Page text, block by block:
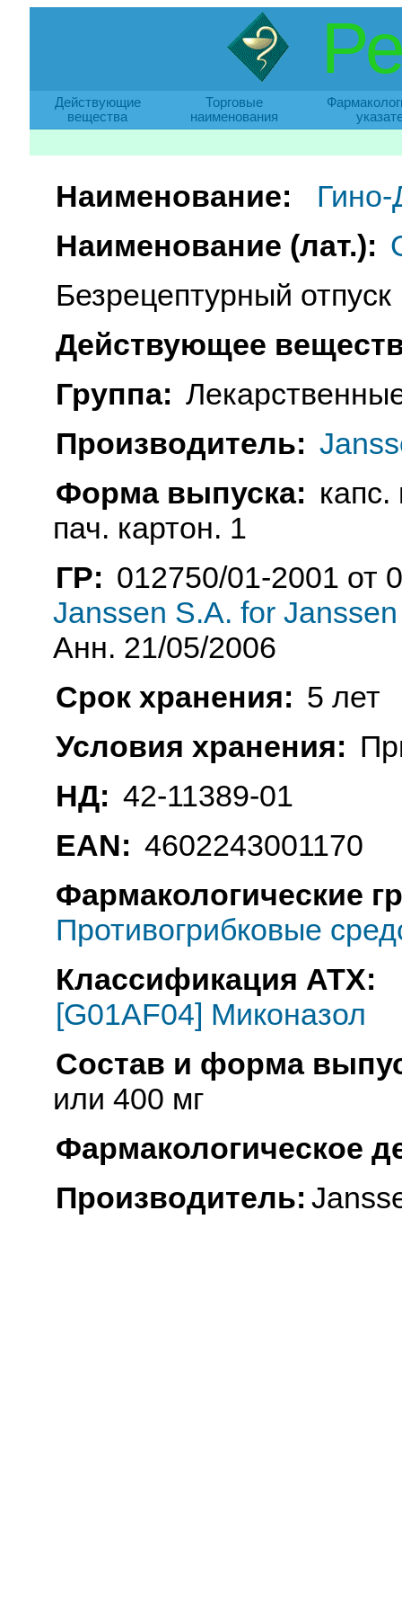
Действующие
вещества
Торговые
наименования
Наименование:
Гино-
Наименование (лат.):
Безрецептурный отпуск
Действующее
Группа:
Производитель:
Форма выпуска: капс.
пач. картон. 1
ГР: 012750/01-2001 от
Janssen S.A. for
Анн. 21/05/2006
Срок хранения: 5 лет
Условия хранения:
НД: 42-11389-01
EAN: 4602243001170
Фармакологические
Противогрибковые
Классификация АТХ:
[G01AF04] Миконазол
Состав и форма
или 400 мг
Фармакологическое
Производитель: